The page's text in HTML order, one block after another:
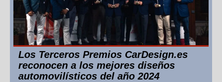
Los Terceros Premios CarDesign.es
reconocen a los mejores diseños
automovilísticos del año 2024